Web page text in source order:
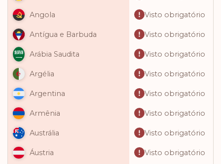
Angola Visto obrigatório
Antígua e Barbuda Visto obrigatório
Arábia Saudita Visto obrigatório
Argélia Visto obrigatório
Argentina Visto obrigatório
Armênia Visto obrigatório
Austrália Visto obrigatório
Áustria Visto obrigatório